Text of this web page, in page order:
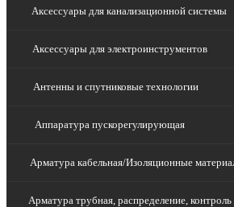
Аксессуары для канализационной системы
Аксессуары для электроинструментов
Антенны и спутниковые технологии
Аппаратура пускорегулирующая
Арматура кабельная/Изоляционные
Арматура трубная, распределение, контроль